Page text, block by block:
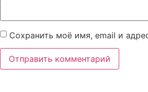
Сохранить моё имя, email и